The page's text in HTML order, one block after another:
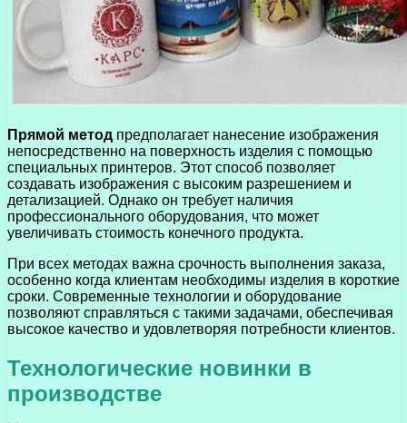
Прямой метод предполагает нанесение изображения
непосредственно на поверхность изделия с помощью
специальных принтеров. Этот способ позволяет
создавать изображения с высоким разрешением и
детализацией. Однако он требует наличия
профессионального оборудования, что может
увеличивать стоимость конечного продукта.
При всех методах важна срочность выполнения заказа,
особенно когда клиентам необходимы изделия в короткие
сроки. Современные технологии и оборудование
позволяют справляться с такими задачами, обеспечивая
высокое качество и удовлетворяя потребности клиентов.
Технологические новинки в
производстве